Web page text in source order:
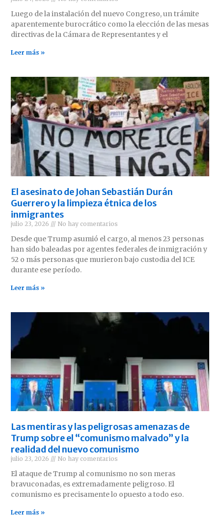
Luego de la instalación del nuevo Congreso, un trámite
aparentemente burocrático como la elección de las mesas
directivas de la Cámara de Representantes y el
Leer más »
El asesinato de Johan Sebastián Durán
Guerrero y la limpieza étnica de los
inmigrantes
julio 23, 2026 No hay comentarios
Desde que Trump asumió el cargo, al menos 23 personas
han sido baleadas por agentes federales de inmigración y
52 o más personas que murieron bajo custodia del ICE
durante ese período.
Leer más »
Las mentiras y las peligrosas amenazas de
Trump sobre el “comunismo malvado” y la
realidad del nuevo comunismo
julio 23, 2026 No hay comentarios
El ataque de Trump al comunismo no son meras
bravuconadas, es extremadamente peligroso. El
comunismo es precisamente lo opuesto a todo eso.
Leer más »